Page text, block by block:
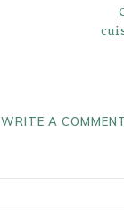
WRITE A